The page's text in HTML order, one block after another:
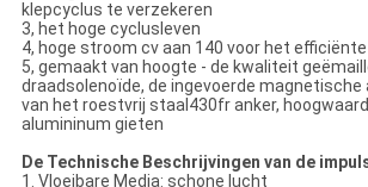
klepcyclus te verzekeren
3, het hoge cyclusleven
4, hoge stroom cv aan 140 voor het
5, gemaakt van hoogte - de kwaliteit
draadsolenoïde, de ingevoerde magnetische
van het roestvrij staal430fr anker,
alumininum gieten
De Technische Beschrijvingen van de
1. Vloeibare Media: schone lucht